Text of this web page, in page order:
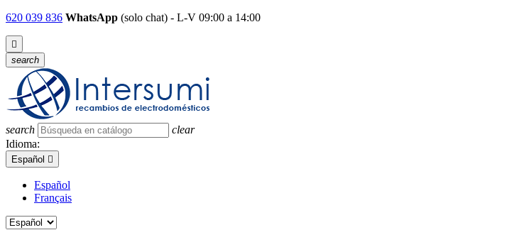
620 039 836 WhatsApp (solo chat) - L-V 09:00 a 14:00

search
search
clear
Idioma:
Español 
Español
Français